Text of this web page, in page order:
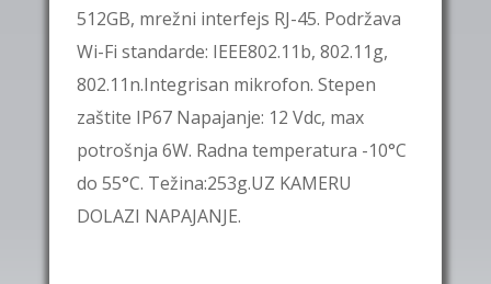
512GB, mrežni interfejs RJ-45. Podržava
Wi-Fi standarde: IEEE802.11b, 802.11g,
802.11n.Integrisan mikrofon. Stepen
zaštite IP67 Napajanje: 12 Vdc, max
potrošnja 6W. Radna temperatura -10°C
do 55°C. Težina:253g.UZ KAMERU
DOLAZI NAPAJANJE.